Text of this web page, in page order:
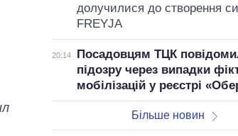
долучилися до створення
FREYJA
20:14
Посадовцям ТЦК
підозру через випадки
мобілізацій у реєстрі
Більше новин